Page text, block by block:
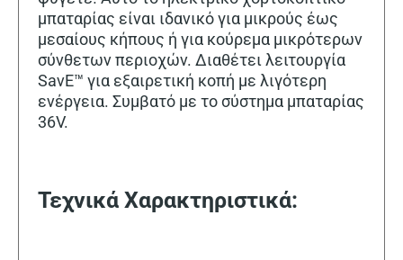
μπαταρίας είναι ιδανικό για μικρούς έως
μεσαίους κήπους ή για κούρεμα μικρότερων
σύνθετων περιοχών. Διαθέτει λειτουργία
SavE™ για εξαιρετική κοπή με λιγότερη
ενέργεια. Συμβατό με το σύστημα μπαταρίας
36V.
Τεχνικά Χαρακτηριστικά: